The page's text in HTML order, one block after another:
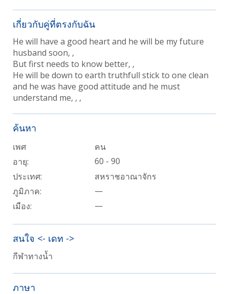
เกี่ยวกับคู่ที่ตรงกับฉัน
He will have a good heart and he will be my future
husband soon, ,
But first needs to know better, ,
He will be down to earth truthfull stick to one clean
and he was have good attitude and he must
understand me, , ,
ค้นหา
เพศ
คน
อายุ:
60 - 90
ประเทศ:
สหราชอาณาจักร
ภูมิภาค:
—
เมือง:
—
สนใจ <- เดท ->
กีฬาทางน้ำ
ภาษา